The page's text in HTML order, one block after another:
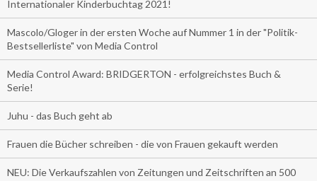
Internationaler Kinderbuchtag 2021!
Mascolo/Gloger in der ersten Woche auf Nummer 1 in der "Politik-
Bestsellerliste" von Media Control
Media Control Award: BRIDGERTON - erfolgreichstes Buch &
Serie!
Juhu - das Buch geht ab
Frauen die Bücher schreiben - die von Frauen gekauft werden
NEU: Die Verkaufszahlen von Zeitungen und Zeitschriften an 500